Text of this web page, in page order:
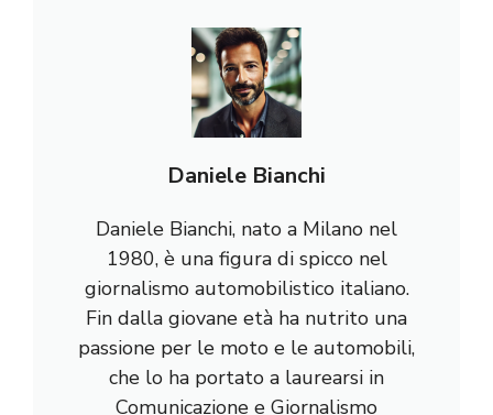
Daniele Bianchi
Daniele Bianchi, nato a Milano nel
1980, è una figura di spicco nel
giornalismo automobilistico italiano.
Fin dalla giovane età ha nutrito una
passione per le moto e le automobili,
che lo ha portato a laurearsi in
Comunicazione e Giornalismo